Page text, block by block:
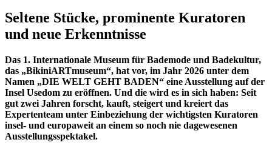
Seltene Stücke, prominente Kuratoren
und neue Erkenntnisse
Das 1. Internationale Museum für Bademode und Badekultur,
das „BikiniARTmuseum“, hat vor, im Jahr 2026 unter dem
Namen „DIE WELT GEHT BADEN“ eine Ausstellung auf der
Insel Usedom zu eröffnen. Und die wird es in sich haben: Seit
gut zwei Jahren forscht, kauft, steigert und kreiert das
Expertenteam unter Einbeziehung der wichtigsten Kuratoren
insel- und europaweit an einem so noch nie dagewesenen
Ausstellungsspektakel.